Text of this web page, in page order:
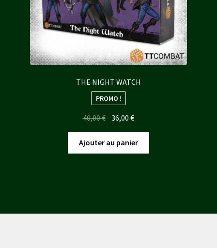
THE NIGHT WATCH
PROMO !
40,00€ Le
prix
initial
était :
36,00€Le
prix
actuel
est :
Ajouter au panier